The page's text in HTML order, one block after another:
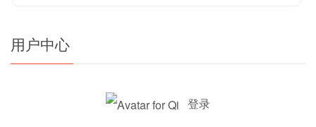
用户中心
登录